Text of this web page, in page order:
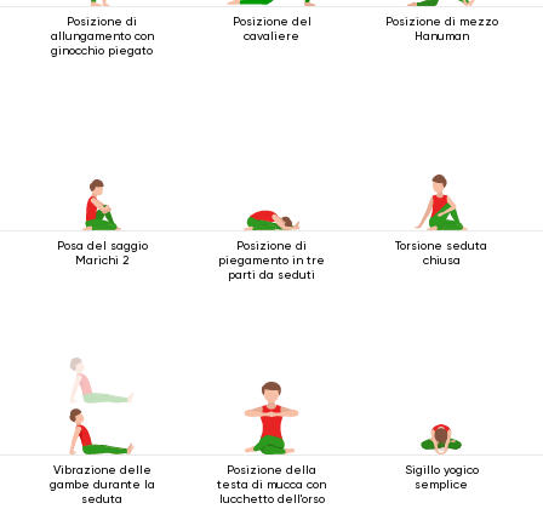
Posizione di
allungamento con
ginocchio piegato
Posizione del
cavaliere
Posizione di mezzo
Hanuman
Posa del saggio
Marichi 2
Posizione di
piegamento in tre
parti da seduti
Torsione seduta
chiusa
Vibrazione delle
gambe durante la
seduta
Posizione della
testa di mucca con
lucchetto dell'orso
Sigillo yogico
semplice